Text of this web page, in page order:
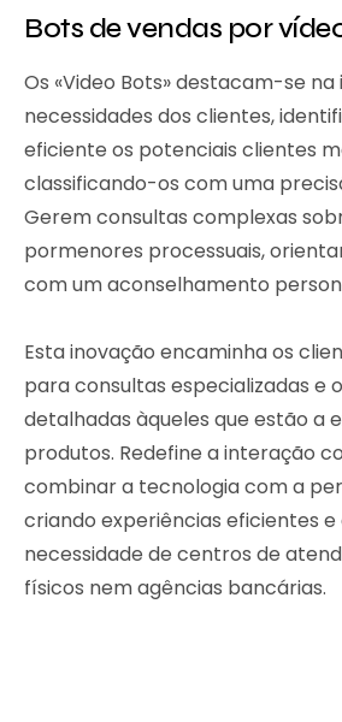
Bots de vendas por
Os «Video Bots» destacam-se
necessidades dos clientes,
eficiente os potenciais clientes
classificando-os com uma
Gerem consultas complexas
pormenores processuais,
com um aconselhamento
Esta inovação encaminha os
para consultas especializadas e
detalhadas àqueles que estão a
produtos. Redefine a interação
combinar a tecnologia com a
criando experiências eficientes
necessidade de centros de
físicos nem agências bancárias.